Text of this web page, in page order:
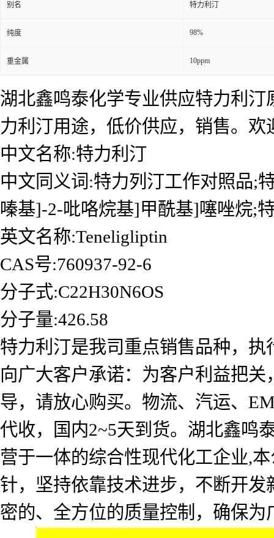
别名 特力利汀
纯度 98%
重金属 10ppm
湖北鑫鸣泰化学专业供应特力利
力利汀用途，低价供应，销售。
中文名称:特力利汀
中文同义词:特力列汀工作对照品;
嗪基]-2-吡咯烷基]甲酰基]噻唑烷;
英文名称:Teneligliptin
CAS号:760937-92-6
分子式:C22H30N6OS
分子量:426.58
特力利汀是我司重点销售品种，
向广大客户承诺：为客户利益把
导，请放心购买。物流、汽运、
代收，国内2~5天到货。湖北鑫鸣
营于一体的综合性现代化工企业,
针，坚持依靠技术进步，不断开
密的、全方位的质量控制，确保